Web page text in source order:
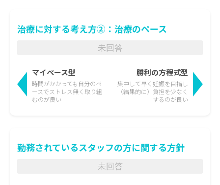
治療に対する考え方②：治療のペース
未回答
マイペース型
時間がかかっても 自分のペ
ースでストレス無く取り組
むのが良い
集中して早く妊娠を目指し
（結果的に）負担を少なく
するのが良い
勝利の方程式型
勤務されているスタッフの方に関する方針
未回答